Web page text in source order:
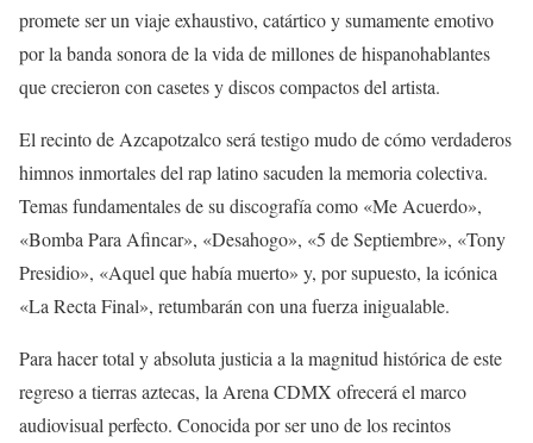
promete ser un viaje exhaustivo, catártico y sumamente emotivo
por la banda sonora de la vida de millones de hispanohablantes
que crecieron con casetes y discos compactos del artista.
El recinto de Azcapotzalco será testigo mudo de cómo verdaderos
himnos inmortales del rap latino sacuden la memoria colectiva.
Temas fundamentales de su discografía como «Me Acuerdo»,
«Bomba Para Afincar», «Desahogo», «5 de Septiembre», «Tony
Presidio», «Aquel que había muerto» y, por supuesto, la icónica
«La Recta Final», retumbarán con una fuerza inigualable.
Para hacer total y absoluta justicia a la magnitud histórica de este
regreso a tierras aztecas, la Arena CDMX ofrecerá el marco
audiovisual perfecto. Conocida por ser uno de los recintos